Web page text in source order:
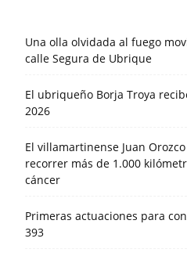
Una olla olvidada al fuego
calle Segura de Ubrique
El ubriqueño Borja Troya
2026
El villamartinense Juan
recorrer más de 1.000
cáncer
Primeras actuaciones para
393